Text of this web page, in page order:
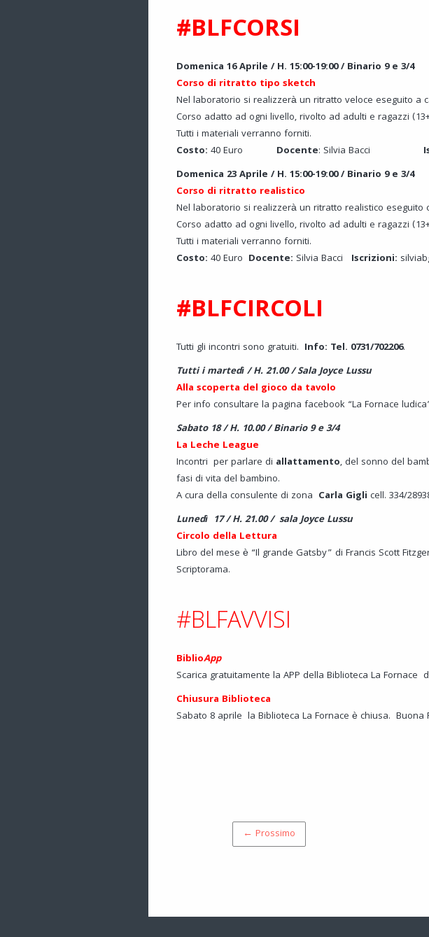
#BLFCORSI
Domenica 16 Aprile / H. 15:00-19:00 / Binario 9 e 3/4
Corso di ritratto tipo sketch
Nel laboratorio si realizzerà un ritratto veloce eseguito a
Corso adatto ad ogni livello, rivolto ad adulti e ragazzi
Tutti i materiali verranno forniti.
Costo: 40 Euro Docente: Silvia Bacci
Domenica 23 Aprile / H. 15:00-19:00 / Binario 9 e 3/4
Corso di ritratto realistico
Nel laboratorio si realizzerà un ritratto realistico eseguito
Corso adatto ad ogni livello, rivolto ad adulti e ragazzi
Tutti i materiali verranno forniti.
Costo: 40 Euro Docente: Silvia Bacci Iscrizioni:
#BLFCIRCOLI
Tutti gli incontri sono gratuiti. Info: Tel. 0731/702206.
Tutti i martedì / H. 21.00 / Sala Joyce Lussu
Alla scoperta del gioco da tavolo
Per info consultare la pagina facebook “La Fornace
Sabato 18 / H. 10.00 / Binario 9 e 3/4
La Leche League
Incontri per parlare di allattamento, del sonno del
fasi di vita del bambino.
A cura della consulente di zona Carla Gigli cell. 334/
Lunedì 17/ H. 21.00 / sala Joyce Lussu
Circolo della Lettura
Libro del mese è “Il grande Gatsby” di Francis Scott
Scriptorama.
#BLFAVVISI
BiblioApp
Scarica gratuitamente la APP della Biblioteca La
Chiusura Biblioteca
Sabato 8 aprile la Biblioteca La Fornace è chiusa. Buona
← Prossimo